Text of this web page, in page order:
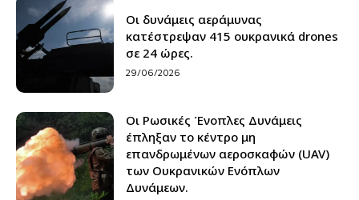
Οι δυνάμεις αεράμυνας
κατέστρεψαν 415 ουκρανικά drones
σε 24 ώρες.
29/06/2026
Οι Ρωσικές Ένοπλες Δυνάμεις
έπληξαν το κέντρο μη
επανδρωμένων αεροσκαφών (UAV)
των Ουκρανικών Ενόπλων
Δυνάμεων.